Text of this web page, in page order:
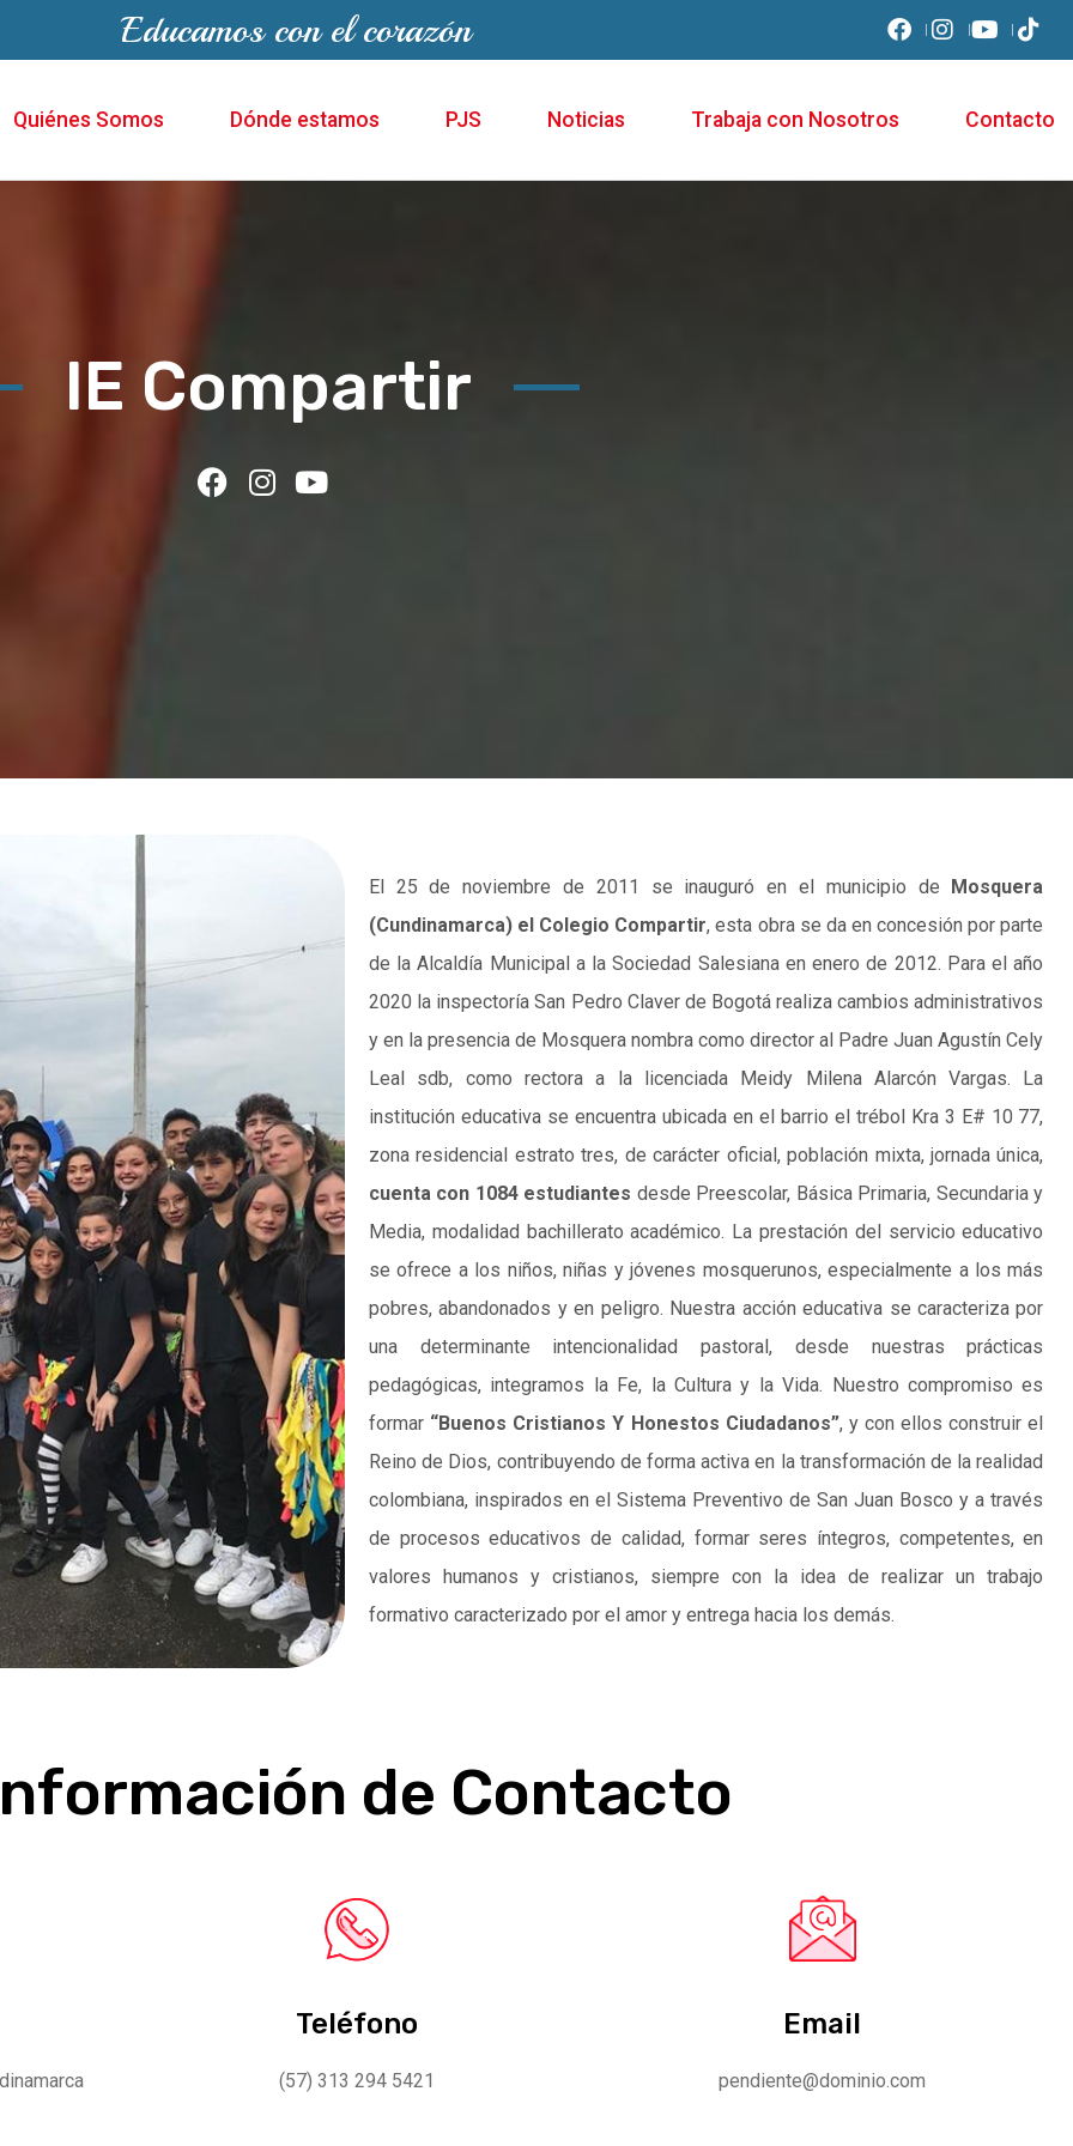
Educamos con el corazón
Quiénes Somos Dónde estamos PJS Noticias Trabaja con Nosotros Contacto
IE Compartir
El 25 de noviembre de 2011 se inauguró en el municipio de Mosquera
(Cundinamarca) el Colegio Compartir, esta obra se da en concesión por parte
de la Alcaldía Municipal a la Sociedad Salesiana en enero de 2012. Para el año
2020 la inspectoría San Pedro Claver de Bogotá realiza cambios administrativos
y en la presencia de Mosquera nombra como director al Padre Juan Agustín Cely
Leal sdb, como rectora a la licenciada Meidy Milena Alarcón Vargas. La
institución educativa se encuentra ubicada en el barrio el trébol Kra 3 E# 10 77,
zona residencial estrato tres, de carácter oficial, población mixta, jornada única,
cuenta con 1084 estudiantes desde Preescolar, Básica Primaria, Secundaria y
Media, modalidad bachillerato académico. La prestación del servicio educativo
se ofrece a los niños, niñas y jóvenes mosquerunos, especialmente a los más
pobres, abandonados y en peligro. Nuestra acción educativa se caracteriza por
una determinante intencionalidad pastoral, desde nuestras prácticas
pedagógicas, integramos la Fe, la Cultura y la Vida. Nuestro compromiso es
formar“Buenos Cristianos Y Honestos Ciudadanos”, y con ellos construir el
Reino de Dios, contribuyendo de forma activa en la transformación de la realidad
colombiana, inspirados en el Sistema Preventivo de San Juan Bosco y a través
de procesos educativos de calidad, formar seres íntegros, competentes, en
valores humanos y cristianos, siempre con la idea de realizar un trabajo
formativo caracterizado por el amor y entrega hacia los demás.
de Contacto
Teléfono
(57) 313 294 5421
Email
pendiente@dominio.com